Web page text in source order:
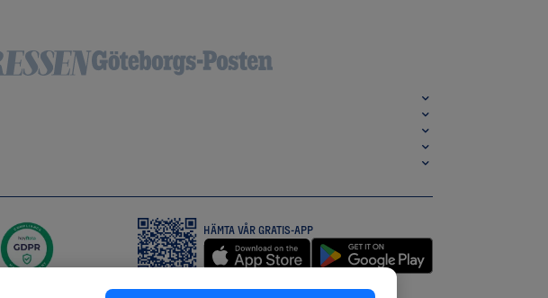
HÄMTA VÅR GRATIS-APP